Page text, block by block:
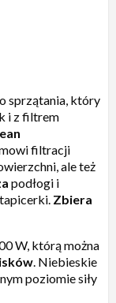
sprzątania, który
i z filtrem
filtracji
ale też
podłogi i
Zbiera
W, którą można
. Niebieskie
poziomie siły